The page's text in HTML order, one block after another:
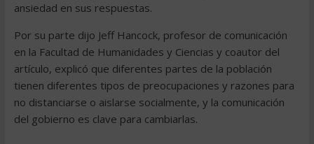
ansiedad en sus respuestas.
Por su parte dijo Jeff Hancock, profesor de comunicación
en la Facultad de Humanidades y Ciencias y coautor del
artículo, explicó que diferentes partes de la población
tienen diferentes tipos de preocupaciones y razones para
no distanciarse o aislarse socialmente, y la comunicación
del gobierno es clave para cambiarlas.